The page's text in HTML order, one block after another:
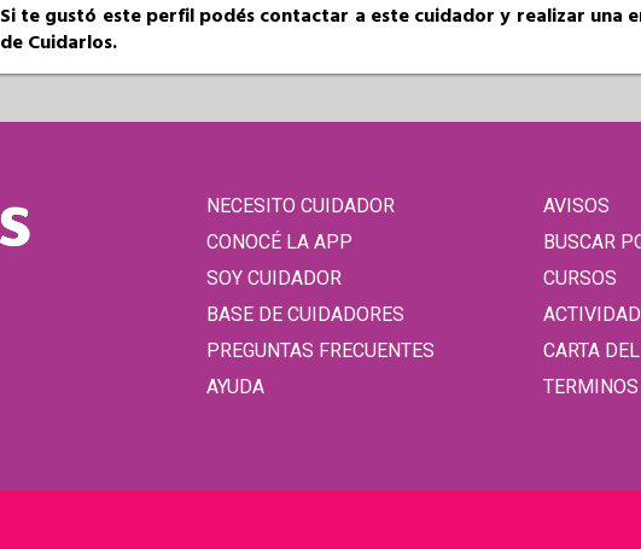
Si te gustó este perfil podés contactar a este cuidador y realizar una
de Cuidarlos.
NECESITO CUIDADOR
CONOCÉ LA APP
SOY CUIDADOR
BASE DE CUIDADORES
PREGUNTAS FRECUENTES
AYUDA
AVISOS
BUSCAR
CURSOS
CARTA